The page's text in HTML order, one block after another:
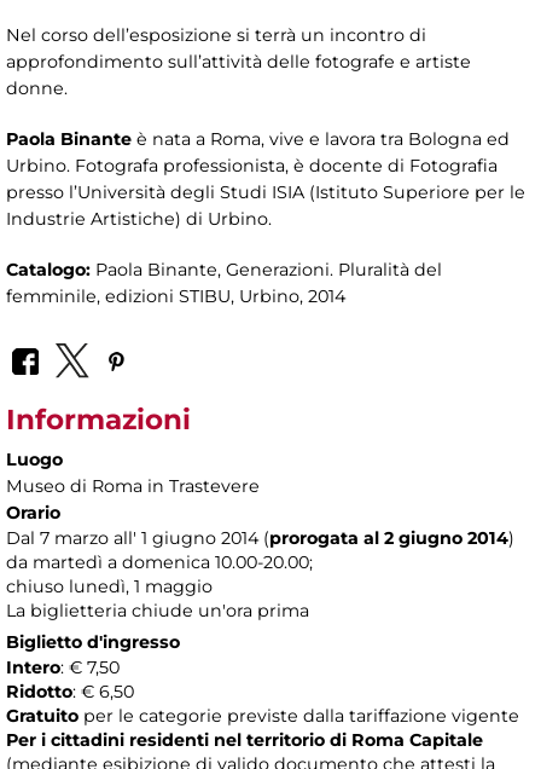
Nel corso dell’esposizione si terrà un incontro di
approfondimento sull’attività delle fotografe e artiste
donne.
Paola Binante è nata a Roma, vive e lavora tra Bologna ed
Urbino. Fotografa professionista, è docente di Fotografia
presso l’Università degli Studi ISIA (Istituto Superiore per le
Industrie Artistiche) di Urbino.
Catalogo: Paola Binante, Generazioni. Pluralità del
femminile, edizioni STIBU, Urbino, 2014
Informazioni
Luogo
Museo di Roma in Trastevere
Orario
Dal 7 marzo all' 1 giugno 2014 (prorogata al 2 giugno 2014)
da martedì a domenica 10.00-20.00;
chiuso lunedì, 1 maggio
La biglietteria chiude un'ora prima
Biglietto d'ingresso
Intero: € 7,50
Ridotto: € 6,50
Gratuito per le categorie previste dalla tariffazione vigente
Per i cittadini residenti nel territorio di Roma Capitale
(mediante esibizione di valido documento che attesti la